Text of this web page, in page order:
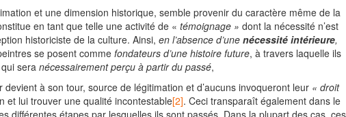
et une dimension historique, semble provenir du caractère même de la
en tant que telle une activité de « témoignage » dont la nécessité n’est
historiciste de la culture. Ainsi, en l’absence d’une nécessité intérieure,
se posent comme fondateurs d’une histoire future, à travers laquelle ils
sera nécessairement perçu à partir du passé,
devient à son tour, source de légitimation et d’aucuns invoqueront leur « droit
et lui trouver une qualité incontestable[2]. Ceci transparaît également dans le
différentes étapes par lesquelles ils sont passés. Dans la plupart des cas, ces